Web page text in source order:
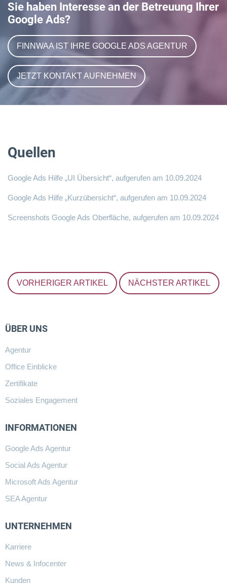
Sie haben Interesse an der Betreuung Ihrer
Google Ads?
FINNWAA IST IHRE GOOGLE ADS AGENTUR
JETZT KONTAKT AUFNEHMEN
Quellen
Google Ads Hilfe „UI Übersicht“, aufgerufen am 10.09.2024
Google Ads Hilfe „Kurzübersicht“, aufgerufen am 10.09.2024
Screenshots Google Ads Oberfläche, aufgerufen am 10.09.2024
VORHERIGER ARTIKEL NÄCHSTER ARTIKEL
ÜBER UNS
Agentur
Office Einblicke
Zertifikate
Soziales Engagement
INFORMATIONEN
Google Ads Agentur
Social Ads Agentur
Microsoft Ads Agentur
SEA Agentur
UNTERNEHMEN
Karriere
News & Infocenter
Kunden